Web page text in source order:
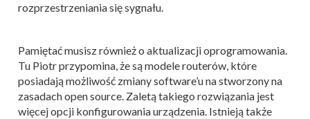
rozprzestrzeniania się sygnału.
Pamiętać musisz również o aktualizacji oprogramowania.
Tu Piotr przypomina, że są modele routerów, które
posiadają możliwość zmiany software’u na stworzony na
zasadach open source. Zaletą takiego rozwiązania jest
więcej opcji konfigurowania urządzenia. Istnieją także